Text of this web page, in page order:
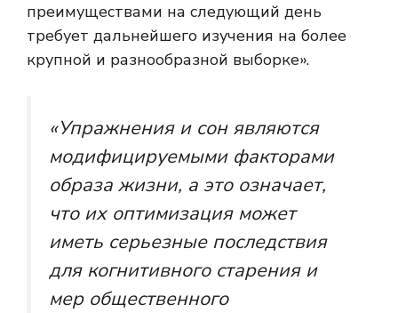
преимуществами на следующий день
требует дальнейшего изучения на более
крупной и разнообразной выборке».
«Упражнения и сон являются
модифицируемыми факторами
образа жизни, а это означает,
что их оптимизация может
иметь серьезные последствия
для когнитивного старения и
мер общественного